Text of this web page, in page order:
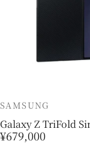
販売業者
SAMSUNG
Galaxy Z TriFold
¥679,000